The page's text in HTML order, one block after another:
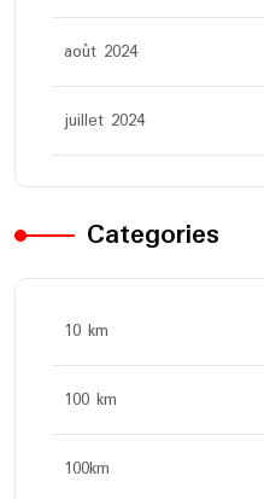
août 2024
juillet 2024
Categories
10 km
100 km
100km